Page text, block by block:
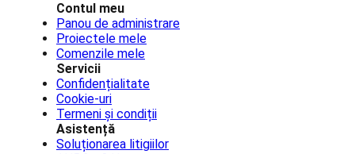
Contul meu
Panou de administrare
Proiectele mele
Comenzile mele
Servicii
Confidențialitate
Cookie-uri
Termeni și condiții
Asistență
Soluționarea litigiilor